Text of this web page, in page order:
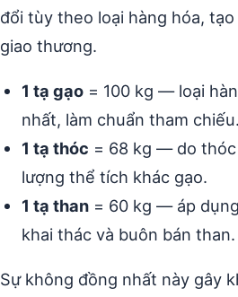
đổi tùy theo loại hàng hóa,
giao thương.
1 tạ gạo = 100 kg — loại
nhất, làm chuẩn tham chiếu.
1 tạ thóc = 68 kg — do
lượng thể tích khác gạo.
1 tạ than = 60 kg — áp
khai thác và buôn bán than.
Sự không đồng nhất này gây